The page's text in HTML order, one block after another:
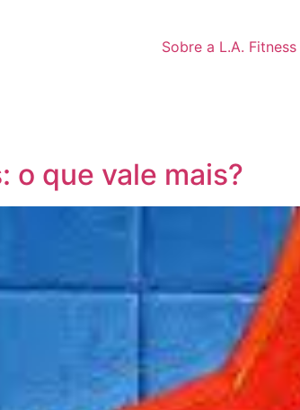
Sobre a L.A.
o que vale mais?